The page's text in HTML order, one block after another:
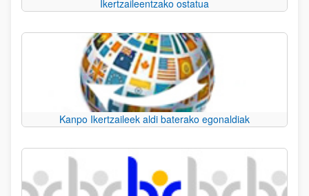
Ikertzaileentzako ostatua
Kanpo Ikertzaileek aldi baterako egonaldiak